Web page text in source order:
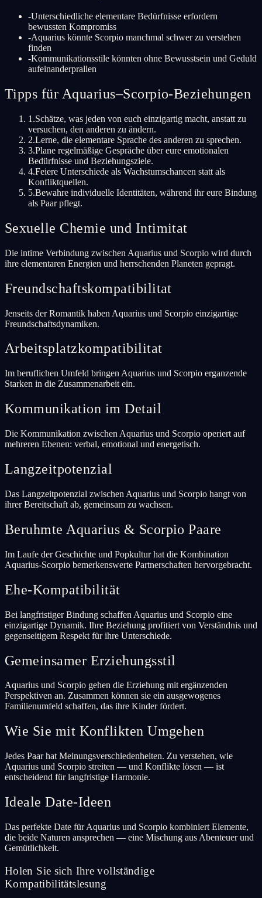
-Unterschiedliche elementare Bedürfnisse erfordern
bewussten Kompromiss
-Aquarius könnte Scorpio manchmal schwer zu verstehen
finden
-Kommunikationsstile könnten ohne Bewusstsein und Geduld
aufeinanderprallen
Tipps für Aquarius–Scorpio-Beziehungen
1 .Schätze, was jeden von euch einzigartig macht, anstatt zu
versuchen, den anderen zu ändern.
2.Lerne, die elementare Sprache des anderen zu sprechen.
3.Plane regelmäßige Gespräche über eure emotionalen
Bedürfnisse und Beziehungsziele.
4.Feiere Unterschiede als Wachstumschancen statt als
Konfliktquellen.
5.Bewahre individuelle Identitäten, während ihr eure Bindung
als Paar pflegt.
Sexuelle Chemie und Intimitat
Die intime Verbindung zwischen Aquarius und Scorpio wird durch
ihre elementaren Energien und herrschenden Planeten gepragt.
Freundschaftskompatibilitat
Jenseits der Romantik haben Aquarius und Scorpio einzigartige
Freundschaftsdynamiken.
Arbeitsplatzkompatibilitat
Im beruflichen Umfeld bringen Aquarius und Scorpio erganzende
Starken in die Zusammenarbeit ein.
Kommunikation im Detail
Die Kommunikation zwischen Aquarius und Scorpio operiert auf
mehreren Ebenen: verbal, emotional und energetisch.
Langzeitpotenzial
Das Langzeitpotenzial zwischen Aquarius und Scorpio hangt von
ihrer Bereitschaft ab, gemeinsam zu wachsen.
Beruhmte Aquarius & Scorpio Paare
Im Laufe der Geschichte und Popkultur hat die Kombination
Aquarius-Scorpio bemerkenswerte Partnerschaften hervorgebracht.
Ehe-Kompatibilität
Bei langfristiger Bindung schaffen Aquarius und Scorpio eine
einzigartige Dynamik. Ihre Beziehung profitiert von Verständnis und
gegenseitigem Respekt für ihre Unterschiede.
Gemeinsamer Erziehungsstil
Aquarius und Scorpio gehen die Erziehung mit ergänzenden
Perspektiven an. Zusammen können sie ein ausgewogenes
Familienumfeld schaffen, das ihre Kinder fördert.
Wie Sie mit Konflikten Umgehen
Jedes Paar hat Meinungsverschiedenheiten. Zu verstehen, wie
Aquarius und Scorpio streiten — und Konflikte lösen — ist
entscheidend für langfristige Harmonie.
Ideale Date-Ideen
Das perfekte Date für Aquarius und Scorpio kombiniert Elemente,
die beide Naturen ansprechen — eine Mischung aus Abenteuer und
Gemütlichkeit.
Holen Sie sich Ihre vollständige
Kompatibilitätslesung